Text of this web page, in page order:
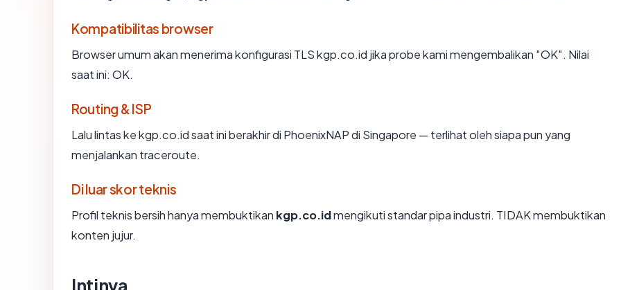
Kompatibilitas browser
Browser umum akan menerima konfigurasi TLS kgp.co.id jika probe kami mengembalikan "OK". Nilai
saat ini: OK.
Routing & ISP
Lalu lintas ke kgp.co.id saat ini berakhir di PhoenixNAP di Singapore — terlihat oleh siapa pun yang
menjalankan traceroute.
Di luar skor teknis
Profil teknis bersih hanya membuktikan kgp.co.idmengikuti standar pipa industri. TIDAK membuktikan
konten jujur.
Intinya